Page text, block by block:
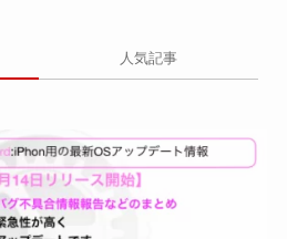
人気記事